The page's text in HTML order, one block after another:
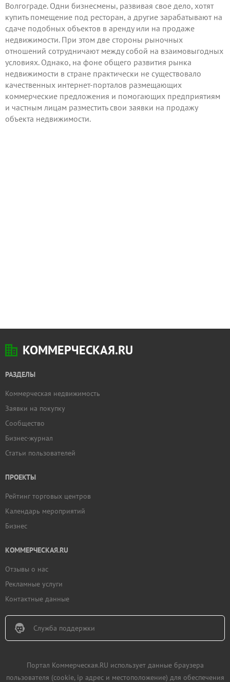
Волгограде. Одни бизнесмены, развивая свое дело, хотят
купить помещение под ресторан, а другие зарабатывают на
сдаче подобных объектов в аренду или на продаже
недвижимости. При этом две стороны рыночных
отношений сотрудничают между собой на взаимовыгодных
условиях. Однако, на фоне общего развития рынка
недвижимости в стране практически не существовало
качественных интернет-порталов размещающих
коммерческие предложения и помогающих предприятиям
и частным лицам разместить свои заявки на продажу
объекта недвижимости.
КОММЕРЧЕСКАЯ.RU
РАЗДЕЛЫ
Коммерческая недвижимость
Заявки на покупку
Сообщество
Бизнес-журнал
Статьи пользователей
ПРОЕКТЫ
Рейтинг торговых центров
Календарь мероприятий
Бизнес
КОММЕРЧЕСКАЯ.RU
Отзывы о нас
Рекламные услуги
Контактные данные
Служба поддержки
Портал Коммерческая.RU использует данные браузера
пользователя (cookie, ip адрес и местоположение) для обеспечения